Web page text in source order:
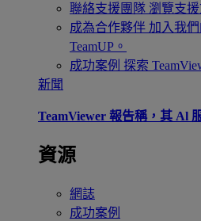
聯絡支援團隊 瀏覽支
成為合作夥伴 加入我
TeamUP。
成功案例 探索
新聞
TeamViewer 報告稱，其 Al
資源
網誌
成功案例